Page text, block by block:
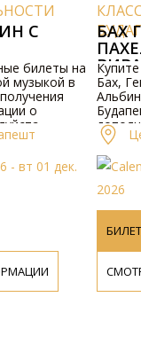
С
билеты на
в
о
с
01 дек.
БАХ
Купите
Бах,
наш сайт.
2026
БИЛЕТЫ